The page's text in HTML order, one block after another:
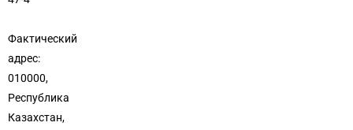
Фактический
адрес:
010000,
Республика
Казахстан,